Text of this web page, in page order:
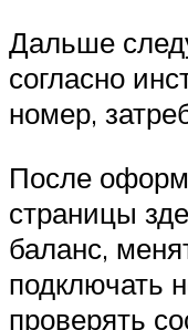
Дальше
согласно
номер,
После
страницы
баланс,
подключать
проверять